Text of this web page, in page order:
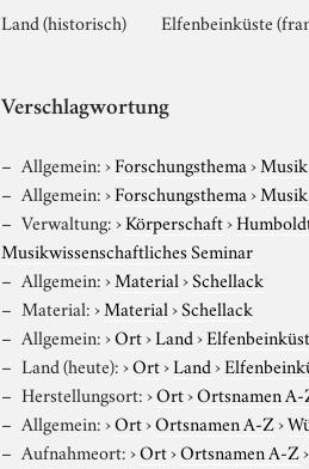
Land (historisch)
Elfenbeinküste
Verschlagwortung
Allgemein:›Forschungsthema›Musik
Allgemein:›Forschungsthema›Musik
Verwaltung:›Körperschaft›
Musikwissenschaftliches Seminar
Allgemein:›Material›Schellack
Material:›Material›Schellack
Allgemein:›Ort›Land›
Land (heute):›Ort›Land›
Herstellungsort:›Ort›Ortsnamen
Allgemein:›Ort›Ortsnamen A-Z›
Aufnahmeort:›Ort›Ortsnamen A-Z